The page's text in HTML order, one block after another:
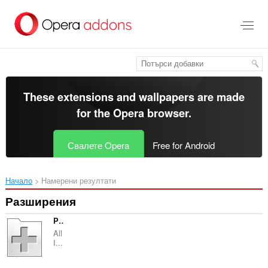
главното
съдържание
These extensions and wallpapers are made
for theOpera browser.
Свалете Opera Free for Android
Начало Намерени резултати
Разширения
PageExpand
All
I...